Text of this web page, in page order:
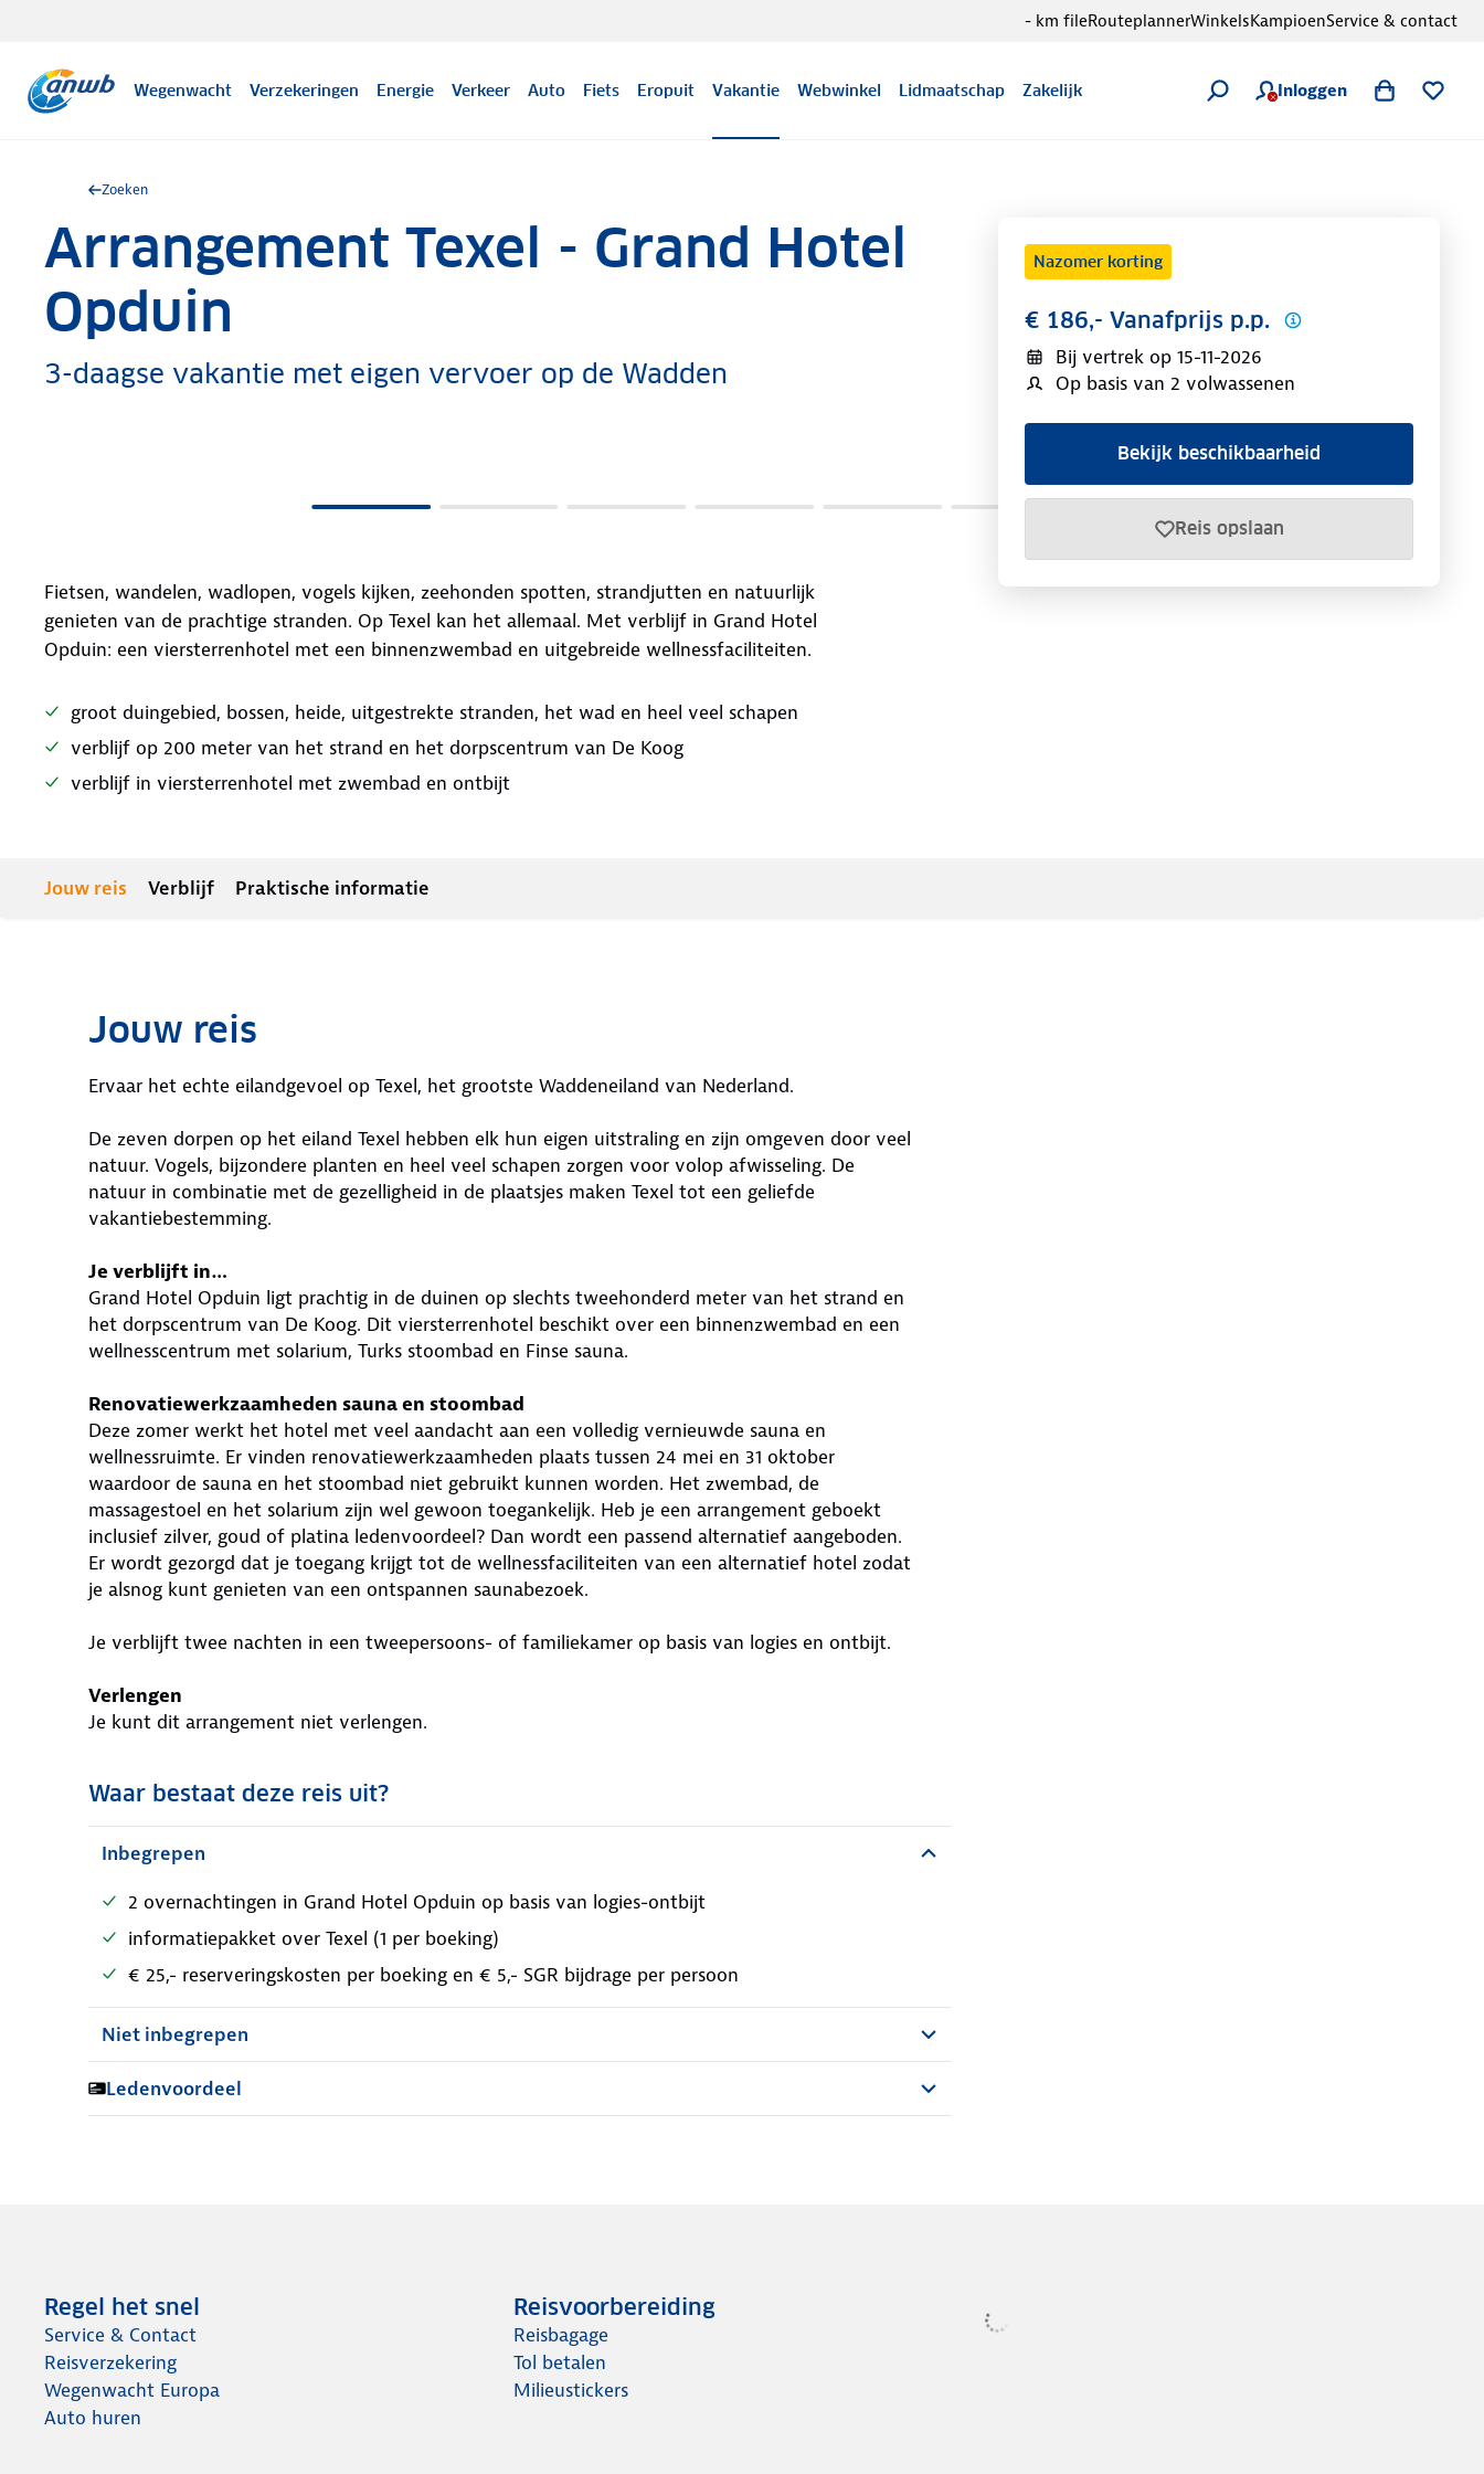
Wegenwacht Verzekeringen Energie Verkeer Auto Fiets Eropuit Vakantie Webwinkel Lidmaatschap Zakelijk Inloggen
- km fileRouteplannerWinkelsKampioenService & contact
Zoeken
Arrangement Texel - Grand Hotel
Opduin
3-daagse vakantie met eigen vervoer op de Wadden
Nazomer korting
€ 186,- Vanafprijs p.p.
Bij vertrek op 15-11-2026
Op basis van 2 volwassenen
Bekijk beschikbaarheid
Reis opslaan
Fietsen, wandelen, wadlopen, vogels kijken, zeehonden spotten, strandjutten en natuurlijk
genieten van de prachtige stranden. Op Texel kan het allemaal. Met verblijf in Grand Hotel
Opduin: een viersterrenhotel met een binnenzwembad en uitgebreide wellnessfaciliteiten.
groot duingebied, bossen, heide, uitgestrekte stranden, het wad en heel veel schapen
verblijf op 200 meter van het strand en het dorpscentrum van De Koog
verblijf in viersterrenhotel met zwembad en ontbijt
Jouw reis Verblijf Praktische informatie
Jouw reis
Ervaar het echte eilandgevoel op Texel, het grootste Waddeneiland van Nederland.
De zeven dorpen op het eiland Texel hebben elk hun eigen uitstraling en zijn omgeven door veel
natuur. Vogels, bijzondere planten en heel veel schapen zorgen voor volop afwisseling. De
natuur in combinatie met de gezelligheid in de plaatsjes maken Texel tot een geliefde
vakantiebestemming.
Je verblijft in…
Grand Hotel Opduin ligt prachtig in de duinen op slechts tweehonderd meter van het strand en
het dorpscentrum van De Koog. Dit viersterrenhotel beschikt over een binnenzwembad en een
wellnesscentrum met solarium, Turks stoombad en Finse sauna.
Renovatiewerkzaamheden sauna en stoombad
Deze zomer werkt het hotel met veel aandacht aan een volledig vernieuwde sauna en
wellnessruimte. Er vinden renovatiewerkzaamheden plaats tussen 24 mei en 31 oktober
waardoor de sauna en het stoombad niet gebruikt kunnen worden. Het zwembad, de
massagestoel en het solarium zijn wel gewoon toegankelijk. Heb je een arrangement geboekt
inclusief zilver, goud of platina ledenvoordeel? Dan wordt een passend alternatief aangeboden.
Er wordt gezorgd dat je toegang krijgt tot de wellnessfaciliteiten van een alternatief hotel zodat
je alsnog kunt genieten van een ontspannen saunabezoek.
Je verblijft twee nachten in een tweepersoons- of familiekamer op basis van logies en ontbijt.
Verlengen
Je kunt dit arrangement niet verlengen.
Waar bestaat deze reis uit?
Inbegrepen
2 overnachtingen in Grand Hotel Opduin op basis van logies-ontbijt
informatiepakket over Texel (1 per boeking)
€ 25,- reserveringskosten per boeking en € 5,- SGR bijdrage per persoon
Niet inbegrepen
Ledenvoordeel
Regel het snel
Service & Contact
Reisverzekering
Wegenwacht Europa
Auto huren
Reisvoorbereiding
Reisbagage
Tol betalen
Milieustickers